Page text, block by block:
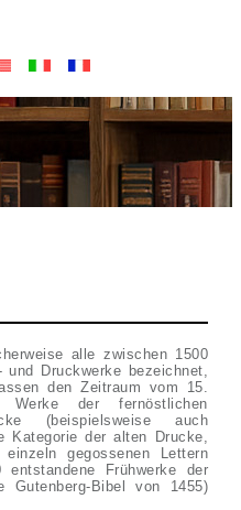
alle zwischen 1500
Druckwerke bezeichnet,
den Zeitraum vom 15.
der fernöstlichen
(beispielsweise auch
Kategorie der alten Drucke,
gegossenen Lettern
entstandene Frühwerke der
Gutenberg-Bibel von 1455)